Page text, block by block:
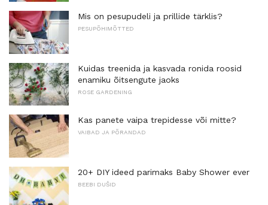
Mis on pesupudeli ja prillide tärklis?
PESUPÕHIMÕTTED
Kuidas treenida ja kasvada ronida roosid
enamiku õitsengute jaoks
ROSE GARDENING
Kas panete vaipa trepidesse või mitte?
VAIBAD JA PÕRANDAD
20+ DIY ideed parimaks Baby Shower ever
BEEBI DUŠID